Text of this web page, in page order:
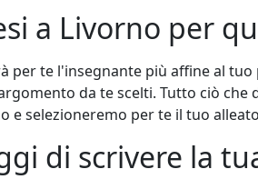
a Livorno per
per te l'insegnante più affine al
da te scelti. Tutto ciò
e selezioneremo per te il tuo
di scrivere la